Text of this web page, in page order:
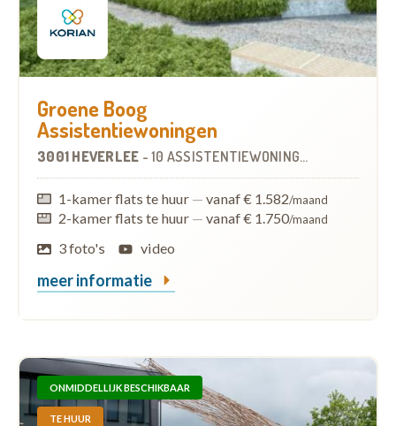
Groene Boog
Assistentiewoningen
3001 HEVERLEE - 10 ASSISTENTIEWONINGEN
1-kamer flats te huur — vanaf € 1.582/maand
2-kamer flats te huur — vanaf € 1.750/maand
3 foto's video
meer informatie
ONMIDDELLIJK BESCHIKBAAR
TE HUUR